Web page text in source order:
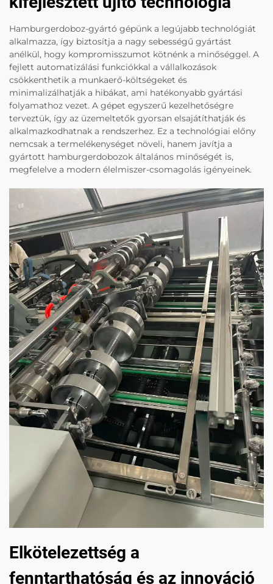
Hamburgerdoboz-gyártó gépünk a legújabb technológiát
alkalmazza, így biztosítja a nagy sebességű gyártást
anélkül, hogy kompromisszumot kötnénk a minőséggel. A
fejlett automatizálási funkciókkal a vállalkozások
csökkenthetik a munkaerő-költségeket és
minimalizálhatják a hibákat, ami hatékonyabb gyártási
folyamathoz vezet. A gépet egyszerű kezelhetőségre
terveztük, így az üzemeltetők gyorsan elsajátíthatják és
alkalmazkodhatnak a rendszerhez. Ez a technológiai előny
nemcsak a termelékenységet növeli, hanem javítja a
gyártott hamburgerdobozok általános minőségét is,
megfelelve a modern élelmiszer-csomagolás igényeinek.
Elkötelezettség a
fenntarthatóság és az innováció